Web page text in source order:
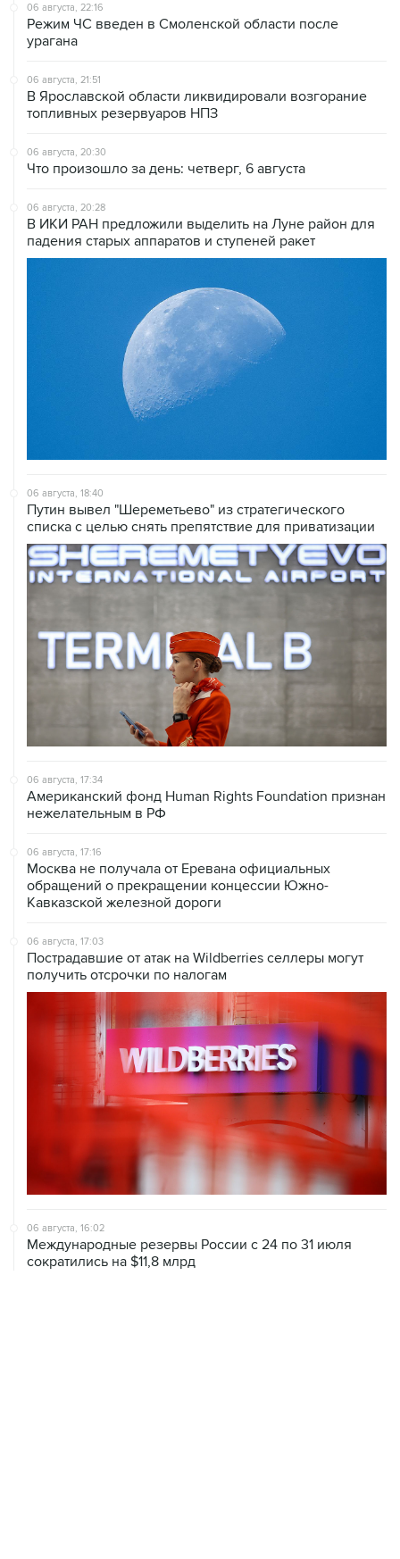
06 августа, 22:16
Режим ЧС введен в Смоленской области после
урагана
06 августа, 21:51
В Ярославской области ликвидировали возгорание
топливных резервуаров НПЗ
06 августа, 20:30
Что произошло за день: четверг, 6 августа
06 августа, 20:28
В ИКИ РАН предложили выделить на Луне район для
падения старых аппаратов и ступеней ракет
06 августа, 18:40
Путин вывел "Шереметьево" из стратегического
списка с целью снять препятствие для приватизации
06 августа, 17:34
Американский фонд Human Rights Foundation признан
нежелательным в РФ
06 августа, 17:16
Москва не получала от Еревана официальных
обращений о прекращении концессии Южно-
Кавказской железной дороги
06 августа, 17:03
Пострадавшие от атак на Wildberries селлеры могут
получить отсрочки по налогам
06 августа, 16:02
Международные резервы России с 24 по 31 июля
сократились на $11,8 млрд